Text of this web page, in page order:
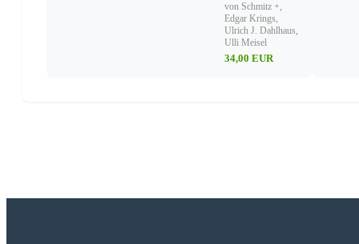
Schadstoffe mit faserartiger Struktur
Künstliche Mineralfasern (KMF)
Ausbau
von Schmitz +,
Edgar Krings,
Ulrich J. Dahlhaus,
Ulli Meisel
34,00 EUR